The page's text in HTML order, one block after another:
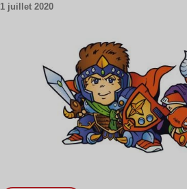
1 juillet 2020